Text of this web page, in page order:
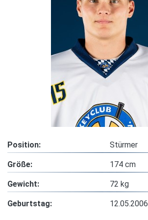
Position: Stürmer
Größe: 174 cm
Gewicht: 72 kg
Geburtstag: 12.05.2006